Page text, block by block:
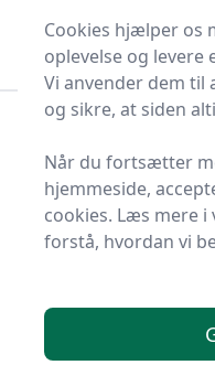
Start søgning
Start søgning
Babykyse
Bedste
tilbud -
KID Univers er stedet
0 top-produkter, så
Cookies hjælper os
oplevelse og levere
Vi anvender dem
og sikre, at siden
Når du fortsætter
hjemmeside,
cookies. Læs mere
forstå, hvordan vi